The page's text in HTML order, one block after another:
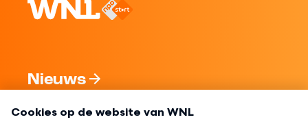
Nieuws